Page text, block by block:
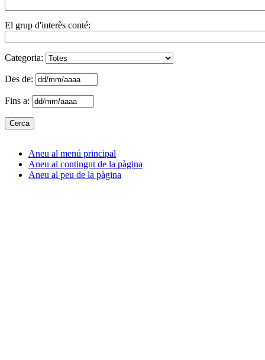
El grup d'interès conté:
Categoria:
Des de:
Fins a:
Aneu al menú principal
Aneu al contingut de la pàgina
Aneu al peu de la pàgina